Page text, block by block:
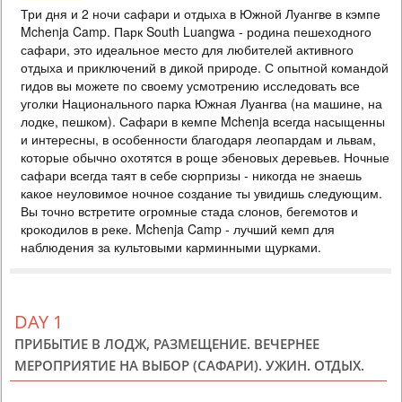
PERSON SHARING 518 USD
ЗАМБИЯ
3 DAYS
Scheduled Tour
В программу включено: - проживание в отеле Avani Victoria Falls, 2
ночи питание завтрак - трансферы аэропорт-отель-аэропорт -
экскурсия на водопад Виктория - круиз по Замбези на закате К
базовой программе предлагаются экскурсии на выбор - просто
поставьте галочку добавить на выбранной экскурсии и получите
мгновенный расчет общей стоимости. Самые популярные экскурсии
со стороны Замбии, котор...
Три дня и 2 ночи сафари и отдыха в Южной Луангве в кэмпе
Mchenja Camp. Парк South Luangwa - родина пешеходного
сафари, это идеальное место для любителей активного
отдыха и приключений в дикой природе. С опытной командой
гидов вы можете по своему усмотрению исследовать все
уголки Национального парка Южная Луангва (на машине, на
лодке, пешком). Сафари в кемпе Mchenja всегда насыщенны
и интересны, в особенности благодаря леопардам и львам,
которые обычно охотятся в роще эбеновых деревьев. Ночные
сафари всегда таят в себе сюрпризы - никогда не знаешь
какое неуловимое ночное создание ты увидишь следующим.
Вы точно встретите огромные стада слонов, бегемотов и
крокодилов в реке. Mchenja Camp - лучший кемп для
наблюдения за культовыми карминными щурками.
DAY 1
ПРИБЫТИЕ В ЛОДЖ, РАЗМЕЩЕНИЕ. ВЕЧЕРНЕЕ
МЕРОПРИЯТИЕ НА ВЫБОР (САФАРИ). УЖИН. ОТДЫХ.